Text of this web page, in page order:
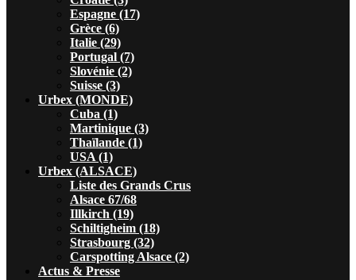
Espagne (17)
Grèce (6)
Italie (29)
Portugal (7)
Slovénie (2)
Suisse (3)
Urbex (MONDE)
Cuba (1)
Martinique (3)
Thaïlande (1)
USA (1)
Urbex (ALSACE)
Liste des Grands Crus
Alsace 67/68
Illkirch (19)
Schiltigheim (18)
Strasbourg (32)
Carspotting Alsace (2)
Actus & Presse